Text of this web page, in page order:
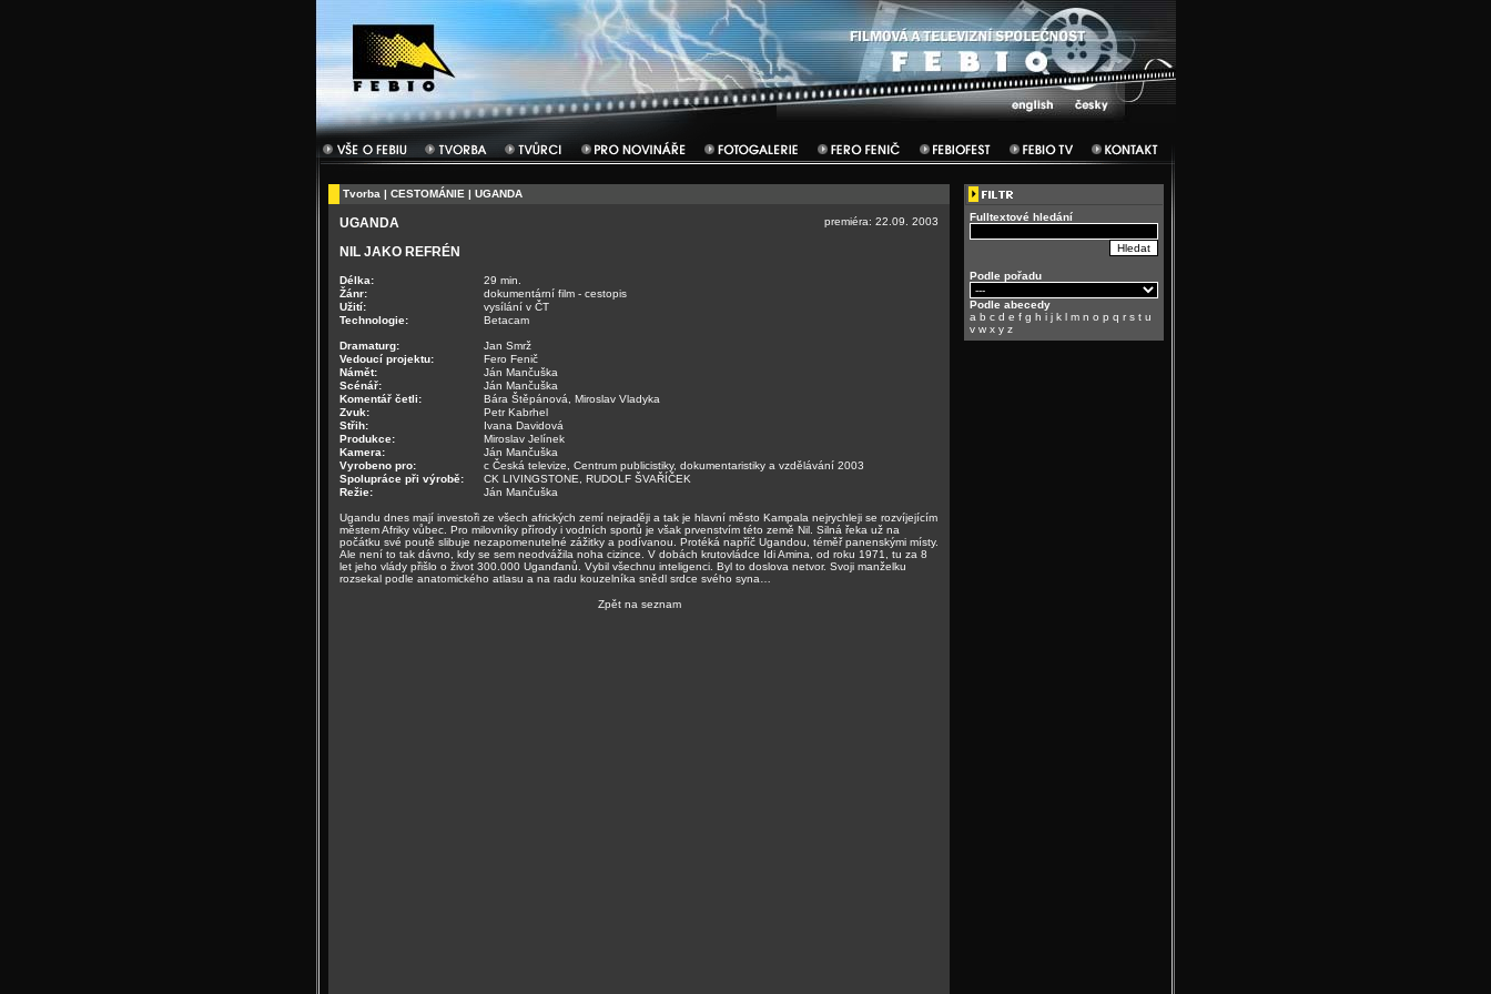
Fulltextové hledání
Podle pořadu
Podle abecedy
a b c d e f g h i j k l m n o p q r s t u
v w x y z
Tvorba | CESTOMÁNIE | UGANDA
premiéra: 22.09. 2003
UGANDA
NIL JAKO REFRÉN
Délka:
29 min.
Žánr:
dokumentární film - cestopis
Užití:
vysílání v ČT
Technologie:
Betacam
Dramaturg:
Jan Smrž
Vedoucí projektu:
Fero Fenič
Námět:
Ján Mančuška
Scénář:
Ján Mančuška
Komentář četli:
Bára Štěpánová, Miroslav Vladyka
Zvuk:
Petr Kabrhel
Střih:
Ivana Davidová
Produkce:
Miroslav Jelínek
Kamera:
Ján Mančuška
Vyrobeno pro:
c Česká televize, Centrum publicistiky, dokumentaristiky a vzdělávání 2003
Spolupráce při výrobě:
CK LIVINGSTONE, RUDOLF ŠVAŘÍČEK
Režie:
Ján Mančuška
Ugandu dnes mají investoři ze všech afrických zemí nejraději a tak je hlavní město Kampala nejrychleji se rozvíjejícím
městem Afriky vůbec. Pro milovníky přírody i vodních sportů je však prvenstvím této země Nil. Silná řeka už na
počátku své poutě slibuje nezapomenutelné zážitky a podívanou. Protéká napříč Ugandou, téměř panenskými místy.
Ale není to tak dávno, kdy se sem neodvážila noha cizince. V dobách krutovládce Idi Amina, od roku 1971, tu za 8
let jeho vlády přišlo o život 300.000 Uganďanů. Vybil všechnu inteligenci. Byl to doslova netvor. Svoji manželku
rozsekal podle anatomického atlasu a na radu kouzelníka snědl srdce svého syna…
Zpět na seznam